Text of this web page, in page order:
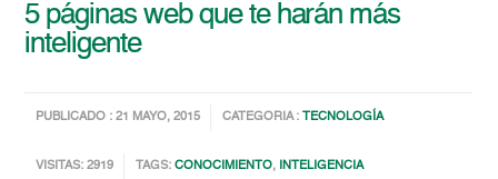
5 páginas web que te harán más
inteligente
PUBLICADO : 21 MAYO, 2015 CATEGORIA : TECNOLOGÍA
VISITAS: 2919 TAGS:CONOCIMIENTO, INTELIGENCIA